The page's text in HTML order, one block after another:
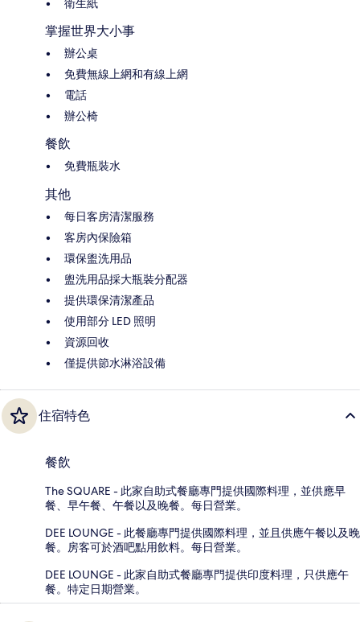
衛生紙
掌握世界大小事
辦公桌
免費無線上網和有線上網
電話
辦公椅
餐飲
免費瓶裝水
其他
每日客房清潔服務
客房內保險箱
環保盥洗用品
盥洗用品採大瓶裝分配器
提供環保清潔產品
使用部分 LED 照明
資源回收
僅提供節水淋浴設備
住宿特色
餐飲
The SQUARE - 此家自助式餐廳專門提供國際料理，並供應早
餐、早午餐、午餐以及晚餐。每日營業。
DEE LOUNGE - 此餐廳專門提供國際料理，並且供應午餐以及晚
餐。房客可於酒吧點用飲料。每日營業。
DEE LOUNGE - 此家自助式餐廳專門提供印度料理，只供應午
餐。特定日期營業。